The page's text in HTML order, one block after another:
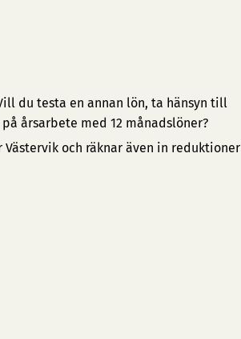
du testa en annan lön, ta hänsyn till
årsarbete med 12 månadslöner?
och räknar även in reduktioner